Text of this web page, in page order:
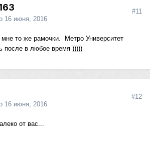
16 июня, 2016
#11
то же рамочки. Метро Университет
после в любое время )))))
16 июня, 2016
#12
от вас...